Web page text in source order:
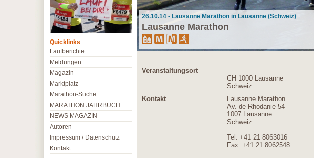
26.10.14 - Lausanne Marathon in Lausanne (Schweiz)
Lausanne Marathon
Veranstaltungsort
CH 1000 Lausanne
Schweiz
Kontakt
Lausanne Marathon
Av. de Rhodanie 54
1007 Lausanne
Schweiz
Tel: +41 21 8063016
Fax: +41 21 8062548
Quicklinks
Laufberichte
Meldungen
Magazin
Marktplatz
Marathon-Suche
MARATHON JAHRBUCH
NEWS MAGAZIN
Autoren
Impressum / Datenschutz
Kontakt